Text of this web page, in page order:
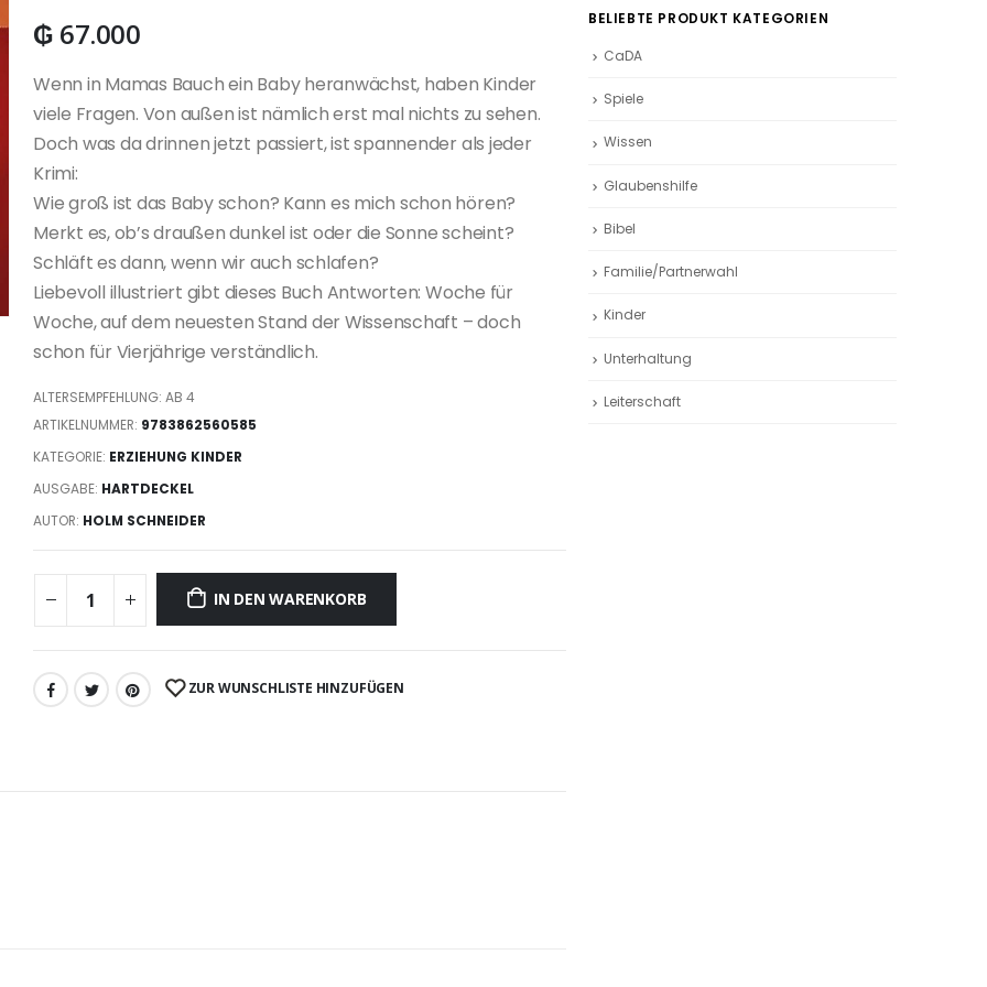
₲ 67.000
Wenn in Mamas Bauch ein Baby heranwächst, haben Kinder
viele Fragen. Von außen ist nämlich erst mal nichts zu sehen.
Doch was da drinnen jetzt passiert, ist spannender als jeder
Krimi:
Wie groß ist das Baby schon? Kann es mich schon hören?
Merkt es, ob’s draußen dunkel ist oder die Sonne scheint?
Schläft es dann, wenn wir auch schlafen?
Liebevoll illustriert gibt dieses Buch Antworten: Woche für
Woche, auf dem neuesten Stand der Wissenschaft – doch
schon für Vierjährige verständlich.
ALTERSEMPFEHLUNG: AB 4
ARTIKELNUMMER: 9783862560585
KATEGORIE: ERZIEHUNG KINDER
AUSGABE: HARTDECKEL
AUTOR: HOLM SCHNEIDER
IN DEN WARENKORB
ZUR WUNSCHLISTE HINZUFÜGEN
BELIEBTE PRODUKT KATEGORIEN
CaDA
Spiele
Wissen
Glaubenshilfe
Bibel
Familie/Partnerwahl
Kinder
Unterhaltung
Leiterschaft